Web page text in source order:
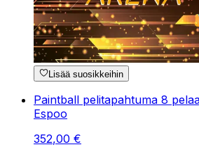
Lisää suosikkeihin
Paintball pelitapahtuma 8
Espoo
352,00 €